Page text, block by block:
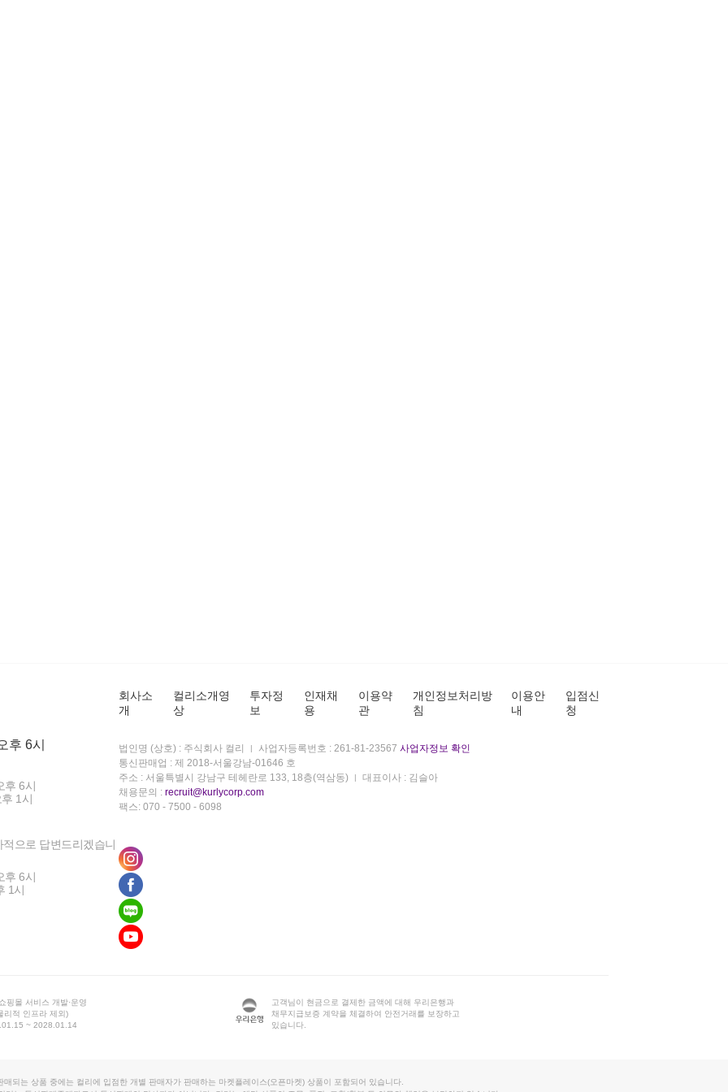
후 6시
후 6시
1시
으로 답변드리겠습니
후 6시
1시
회사소
개
컬리소개영
상
투자정
보
인재채
용
이용약
관
개인정보처리방
침
이용안
내
입점신
청
법인명 (상호) : 주식회사 컬리 사업자등록번호 : 261-81-23567 사업자정보 확인
통신판매업 : 제 2018-서울강남-01646 호
주소 : 서울특별시 강남구 테헤란로 133, 18층(역삼동)
대표이사 : 김슬아
채용문의 : recruit@kurlycorp.com
팩스: 070 - 7500 - 6098
핑몰 서비스 개발·운영
리적 인프라 제외)
~ 2028.01.14
고객님이 현금으로 결제한 금액에 대해 우리은행과
채무지급보증 계약을 체결하여 안전거래를 보장하고
있습니다.
매되는 상품 중에는 컬리에 입점한 개별 판매자가 판매하는 마켓플레이스(오픈마켓) 상품이 포함되어 있습니다.